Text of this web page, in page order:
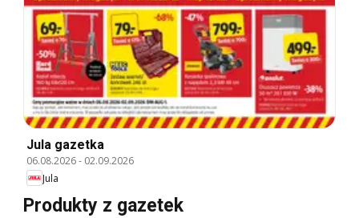
Jula gazetka
06.08.2026- 02.09.2026
Jula
Produkty z gazetek